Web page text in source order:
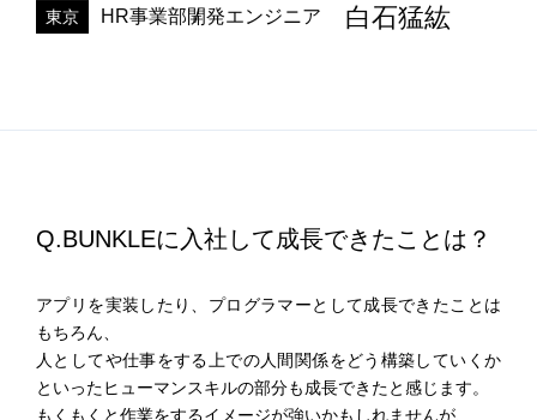
東京 HR事業部開発エンジニア 白石猛紘
Q.BUNKLEに入社して成長できたことは？
アプリを実装したり、プログラマーとして成長できたことは
もちろん、
人としてや仕事をする上での人間関係をどう構築していくか
といったヒューマンスキルの部分も成長できたと感じます。
もくもくと作業をするイメージが強いかもしれませんが、